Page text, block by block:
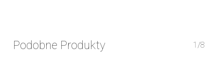
Podobne Produkty 1/8